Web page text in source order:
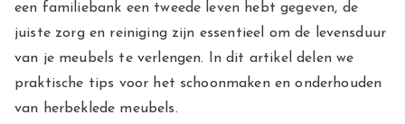
een familiebank een tweede leven hebt gegeven, de
juiste zorg en reiniging zijn essentieel om de levensduur
van je meubels te verlengen. In dit artikel delen we
praktische tips voor het schoonmaken en onderhouden
van herbeklede meubels.